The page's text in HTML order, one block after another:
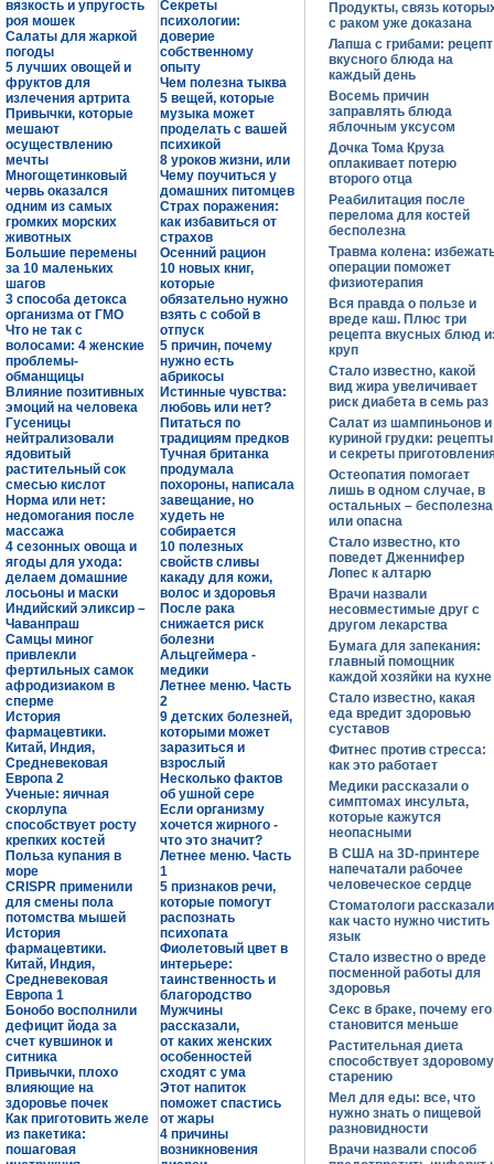
Продукты, связь
с раком уже доказана
Лапша с грибами: рецепт
вкусного блюда на
каждый день
Восемь причин
заправлять блюда
яблочным уксусом
Дочка Тома Круза
оплакивает потерю
второго отца
Реабилитация после
перелома для костей
бесполезна
Травма колена:
операции поможет
физиотерапия
Вся правда о пользе и
вреде каш. Плюс три
рецепта вкусных блюд
круп
Стало известно, какой
вид жира увеличивает
риск диабета в семь раз
Салат из шампиньонов и
куриной грудки: рецепты
и секреты
Остеопатия помогает
лишь в одном случае, в
остальных – бесполезна
или опасна
Стало известно, кто
поведет Дженнифер
Лопес к алтарю
Врачи назвали
несовместимые друг с
другом лекарства
Бумага для запекания:
главный помощник
каждой хозяйки на кухне
Стало известно, какая
еда вредит здоровью
суставов
Фитнес против стресса:
как это работает
Медики рассказали о
симптомах инсульта,
которые кажутся
неопасными
В США на 3D-принтере
напечатали рабочее
человеческое сердце
Стоматологи
как часто нужно чистить
язык
Стало известно о вреде
посменной работы для
здоровья
Секс в браке, почему его
становится меньше
Растительная диета
способствует здоровому
старению
Мел для еды: все, что
нужно знать о пищевой
разновидности
Врачи назвали способ
вязкость и упругость
роя мошек
Салаты для жаркой
погоды
5 лучших овощей и
фруктов для
излечения артрита
Привычки, которые
мешают
осуществлению
мечты
Многощетинковый
червь оказался
одним из самых
громких морских
животных
Большие перемены
за 10 маленьких
шагов
3 способа детокса
организма от ГМО
Что не так с
волосами: 4 женские
проблемы-
обманщицы
Влияние позитивных
эмоций на человека
Гусеницы
нейтрализовали
ядовитый
растительный сок
смесью кислот
Норма или нет:
недомогания после
массажа
4 сезонных овоща и
ягоды для ухода:
делаем домашние
лосьоны и маски
Индийский эликсир –
Чаванпраш
Самцы миног
привлекли
фертильных самок
афродизиаком в
сперме
История
фармацевтики.
Китай, Индия,
Средневековая
Европа 2
Ученые: яичная
скорлупа
способствует росту
крепких костей
Польза купания в
море
CRISPR применили
для смены пола
потомства мышей
История
фармацевтики.
Китай, Индия,
Средневековая
Европа 1
Бонобо восполнили
дефицит йода за
счет кувшинок и
ситника
Привычки, плохо
влияющие на
здоровье почек
Как приготовить желе
из пакетика:
пошаговая
Секреты
психологии:
доверие
собственному
опыту
Чем полезна тыква
5 вещей, которые
музыка может
проделать с вашей
психикой
8 уроков жизни, или
Чему поучиться у
домашних питомцев
Страх поражения:
как избавиться от
страхов
Осенний рацион
10 новых книг,
которые
обязательно нужно
взять с собой в
отпуск
5 причин, почему
нужно есть
абрикосы
Истинные чувства:
любовь или нет?
Питаться по
традициям предков
Тучная британка
продумала
похороны, написала
завещание, но
худеть не
собирается
10 полезных
свойств сливы
какаду для кожи,
волос и здоровья
После рака
снижается риск
болезни
Альцгеймера -
медики
Летнее меню. Часть
2
9 детских болезней,
которыми может
заразиться и
взрослый
Несколько фактов
об ушной сере
Если организму
хочется жирного -
что это значит?
Летнее меню. Часть
1
5 признаков речи,
которые помогут
распознать
психопата
Фиолетовый цвет в
интерьере:
таинственность и
благородство
Мужчины
рассказали,
от каких женских
особенностей
сходят с ума
Этот напиток
поможет спастись
от жары
4 причины
возникновения